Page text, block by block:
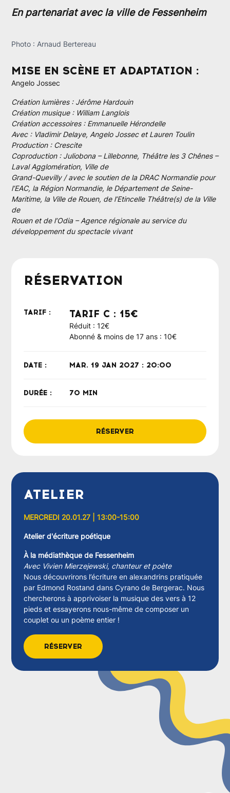
En partenariat avec la ville de Fessenheim
Photo : Arnaud Bertereau
MISE EN SCÈNE ET ADAPTATION :
Angelo Jossec
Création lumières : Jérôme Hardouin
Création musique : William Langlois
Création accessoires : Emmanuelle Hérondelle
Avec : Vladimir Delaye, Angelo Jossec et Lauren Toulin
Production : Crescite
Coproduction : Juliobona – Lillebonne, Théâtre les 3 Chênes –
Laval Agglomération, Ville de
Grand-Quevilly / avec le soutien de la DRAC Normandie pour
l’EAC, la Région Normandie, le Département de Seine-
Maritime, la Ville de Rouen, de l’Etincelle Théâtre(s) de la Ville
de
Rouen et de l’Odia – Agence régionale au service du
développement du spectacle vivant
RÉSERVATION
TARIF : TARIF C : 15€
Réduit : 12€
Abonné & moins de 17 ans : 10€
DATE : MAR. 19 JAN 2027 : 20:00
DURÉE : 70 MIN
RÉSERVER
ATELIER
MERCREDI 20.01.27 | 13:00-15:00
Atelier d'écriture poétique
À la médiathèque de Fessenheim
Avec Vivien Mierzejewski, chanteur et poète
Nous découvrirons l’écriture en alexandrins pratiquée
par Edmond Rostand dans Cyrano de Bergerac. Nous
chercherons à apprivoiser la musique des vers à 12
pieds et essayerons nous-même de composer un
couplet ou un poème entier !
RÉSERVER